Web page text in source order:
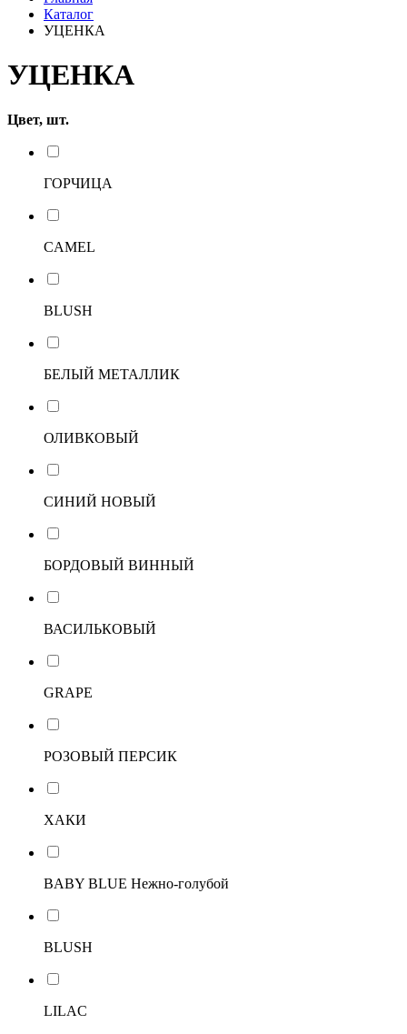
Каталог
УЦЕНКА
УЦЕНКА
Цвет, шт.
ГОРЧИЦА
CAMEL
BLUSH
БЕЛЫЙ МЕТАЛЛИК
ОЛИВКОВЫЙ
СИНИЙ НОВЫЙ
БОРДОВЫЙ ВИННЫЙ
ВАСИЛЬКОВЫЙ
GRAPE
РОЗОВЫЙ ПЕРСИК
ХАКИ
BABY BLUE Нежно-голубой
BLUSH
LILAC